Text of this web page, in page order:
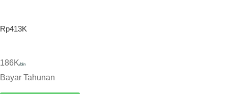
Rp413K
186K/bln
Bayar Tahunan